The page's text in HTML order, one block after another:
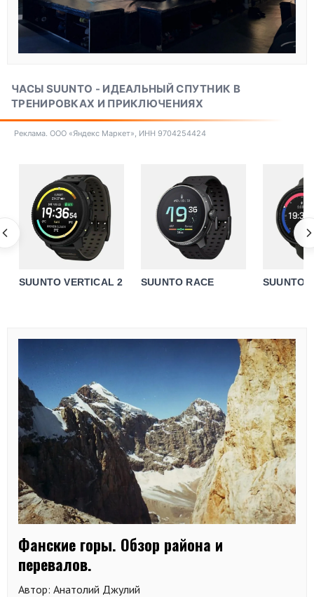
ЧАСЫ SUUNTO - ИДЕАЛЬНЫЙ СПУТНИК В
ТРЕНИРОВКАХ И ПРИКЛЮЧЕНИЯХ
Реклама. ООО «Яндекс Маркет», ИНН 9704254424
SUUNTO VERTICAL 2 SUUNTO RACE SUUNTO
Фанские горы. Обзор района и
перевалов.
Автор: Анатолий Джулий